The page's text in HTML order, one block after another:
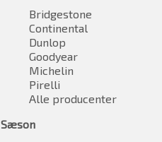
Bridgestone
Continental
Dunlop
Goodyear
Michelin
Pirelli
Alle producenter
Sæson